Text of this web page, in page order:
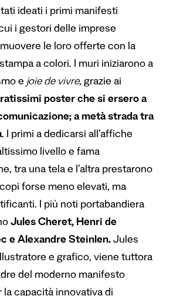
ideati i primi manifesti
i gestori delle imprese
le loro offerte con la
a colori. I muri iniziarono a
e joie de vivre, grazie ai
poster che si ersero a
a metà strada tra
. I primi a dedicarsi all’affiche
livello e fama
tra una tela e l’altra prestarono
forse meno elevati, ma
I più noti portabandiera
Jules Cheret, Henri de
e Alexandre Steinlen. Jules
e grafico, viene tuttora
del moderno manifesto
capacità innovativa di